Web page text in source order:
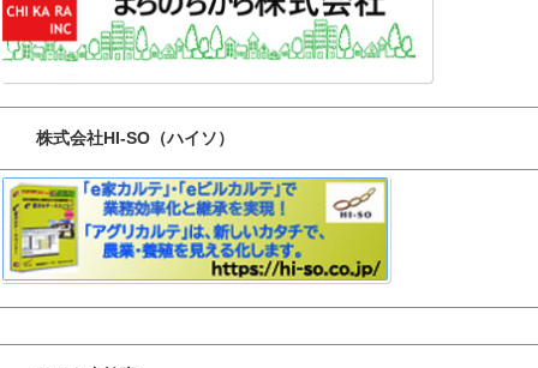
株式会社HI-SO（ハイソ）